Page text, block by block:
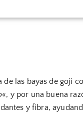
de las bayas de goji
«, y por una buena
y fibra,